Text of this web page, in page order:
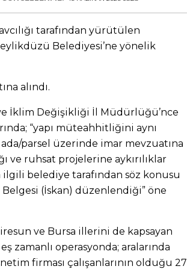
tarafından yürütülen
Belediyesi’ne yönelik
alındı.
İklim Değişikliği İl Müdürlüğü’nce
“yapı müteahhitliğini aynı
parsel üzerinde imar mevzuatına
ve ruhsat projelerine aykırılıklar
belediye tarafından söz konusu
Belgesi (İskan) düzenlendiği” öne
ve Bursa illerini de kapsayan
zamanlı operasyonda; aralarında
firması çalışanlarının olduğu 27